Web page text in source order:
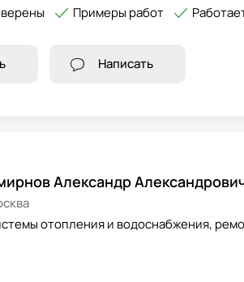
Примеры работ
Написать
Александр
отопления и водоснабжения,